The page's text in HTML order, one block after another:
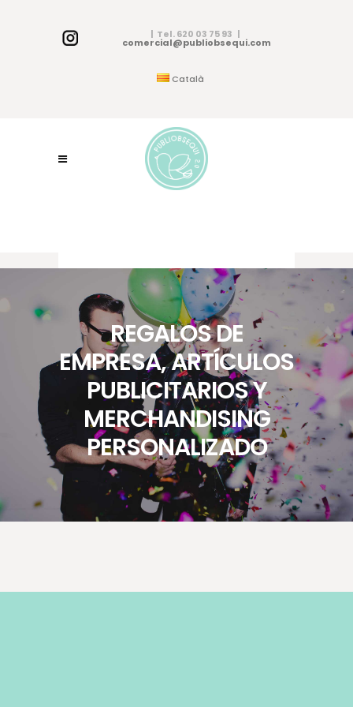
| Tel. 620 03 75 93 |
comercial@publiobsequi.com
Català
REGALOS DE
EMPRESA, ARTÍCULOS
PUBLICITARIOS Y
MERCHANDISING
PERSONALIZADO